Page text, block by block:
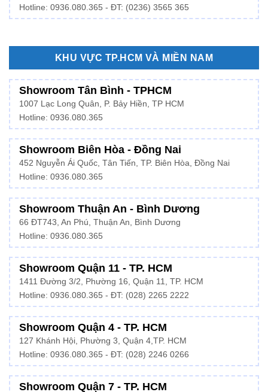
Hotline: 0936.080.365 - ĐT: (0236) 3565 365
KHU VỰC TP.HCM VÀ MIỀN NAM
Showroom Tân Bình - TPHCM
1007 Lạc Long Quân, P. Bảy Hiền, TP HCM
Hotline: 0936.080.365
Showroom Biên Hòa - Đồng Nai
452 Nguyễn Ái Quốc, Tân Tiến, TP. Biên Hòa, Đồng Nai
Hotline: 0936.080.365
Showroom Thuận An - Bình Dương
66 ĐT743, An Phú, Thuận An, Bình Dương
Hotline: 0936.080.365
Showroom Quận 11 - TP. HCM
1411 Đường 3/2, Phường 16, Quận 11, TP. HCM
Hotline: 0936.080.365 - ĐT: (028) 2265 2222
Showroom Quận 4 - TP. HCM
127 Khánh Hội, Phường 3, Quận 4,TP. HCM
Hotline: 0936.080.365 - ĐT: (028) 2246 0266
Showroom Quận 7 - TP. HCM